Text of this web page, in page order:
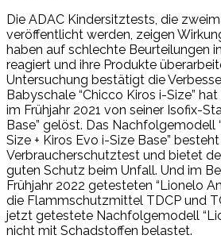
Die ADAC Kindersitztests, die
veröffentlicht werden, zeigen
haben auf schlechte Beurteilungen
reagiert und ihre Produkte
Untersuchung bestätigt die
Babyschale “Chicco Kiros i-Size”
im Frühjahr 2021 von seiner Isofix-
Base” gelöst. Das Nachfolgemodell
Size + Kiros Evo i-Size Base”
Verbraucherschutztest und bietet
guten Schutz beim Unfall. Und im
Frühjahr 2022 getesteten “Lionelo
die Flammschutzmittel TDCP und
jetzt getestete Nachfolgemodell
nicht mit Schadstoffen belastet.